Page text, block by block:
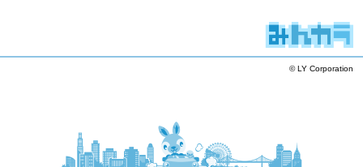
© LY Corporation